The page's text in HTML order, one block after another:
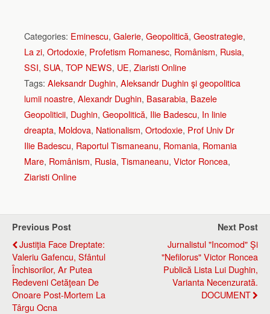
Categories: Eminescu, Galerie, Geopolitică, Geostrategie,
La zi, Ortodoxie, Profetism Romanesc, Românism, Rusia,
SSI, SUA, TOP NEWS, UE, Ziaristi Online
Tags: Aleksandr Dughin, Aleksandr Dughin şi geopolitica
lumii noastre, Alexandr Dughin, Basarabia, Bazele
Geopoliticii, Dughin, Geopolitică, Ilie Badescu, In linie
dreapta, Moldova, Nationalism, Ortodoxie, Prof Univ Dr
Ilie Badescu, Raportul Tismaneanu, Romania, Romania
Mare, Românism, Rusia, Tismaneanu, Victor Roncea,
Ziaristi Online
Previous Post
Justiţia Face Dreptate:
Valeriu Gafencu, Sfântul
Închisorilor, Ar Putea
Redeveni Cetăţean De
Onoare Post-Mortem La
Târgu Ocna
Next Post
Jurnalistul "incomod" Şi
"nefilorus" Victor Roncea
Publică Lista Lui Dughin,
Varianta Necenzurată.
DOCUMENT